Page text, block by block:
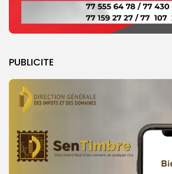
PUBLICITE